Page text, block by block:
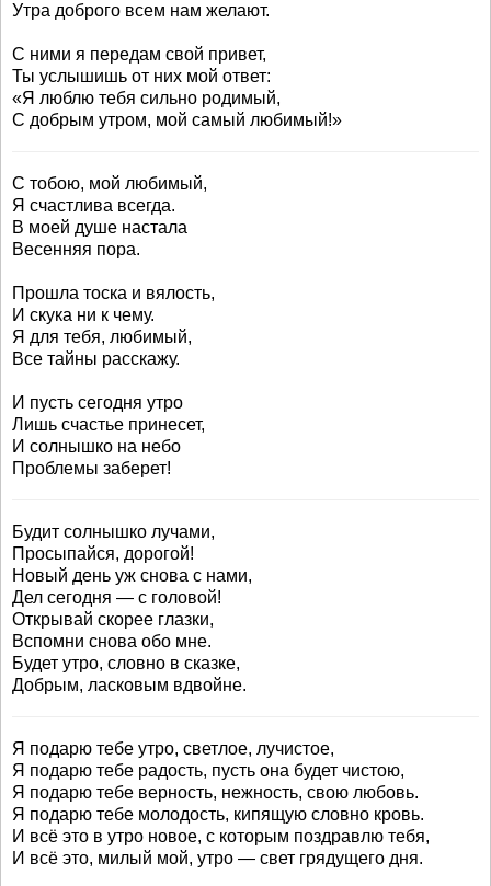
Утра доброго всем нам желают.
С ними я передам свой привет,
Ты услышишь от них мой ответ:
«Я люблю тебя сильно родимый,
С добрым утром, мой самый любимый!»
С тобою, мой любимый,
Я счастлива всегда.
В моей душе настала
Весенняя пора.
Прошла тоска и вялость,
И скука ни к чему.
Я для тебя, любимый,
Все тайны расскажу.
И пусть сегодня утро
Лишь счастье принесет,
И солнышко на небо
Проблемы заберет!
Будит солнышко лучами,
Просыпайся, дорогой!
Новый день уж снова с нами,
Дел сегодня — с головой!
Открывай скорее глазки,
Вспомни снова обо мне.
Будет утро, словно в сказке,
Добрым, ласковым вдвойне.
Я подарю тебе утро, светлое, лучистое,
Я подарю тебе радость, пусть она будет чистою,
Я подарю тебе верность, нежность, свою любовь.
Я подарю тебе молодость, кипящую словно кровь.
И всё это в утро новое, с которым поздравлю тебя,
И всё это, милый мой, утро — свет грядущего дня.